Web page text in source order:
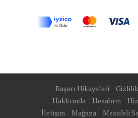
Başarı Hikayeleri
Hakkımda
Hesabım
İletişim
Mağaza
Mesafeli